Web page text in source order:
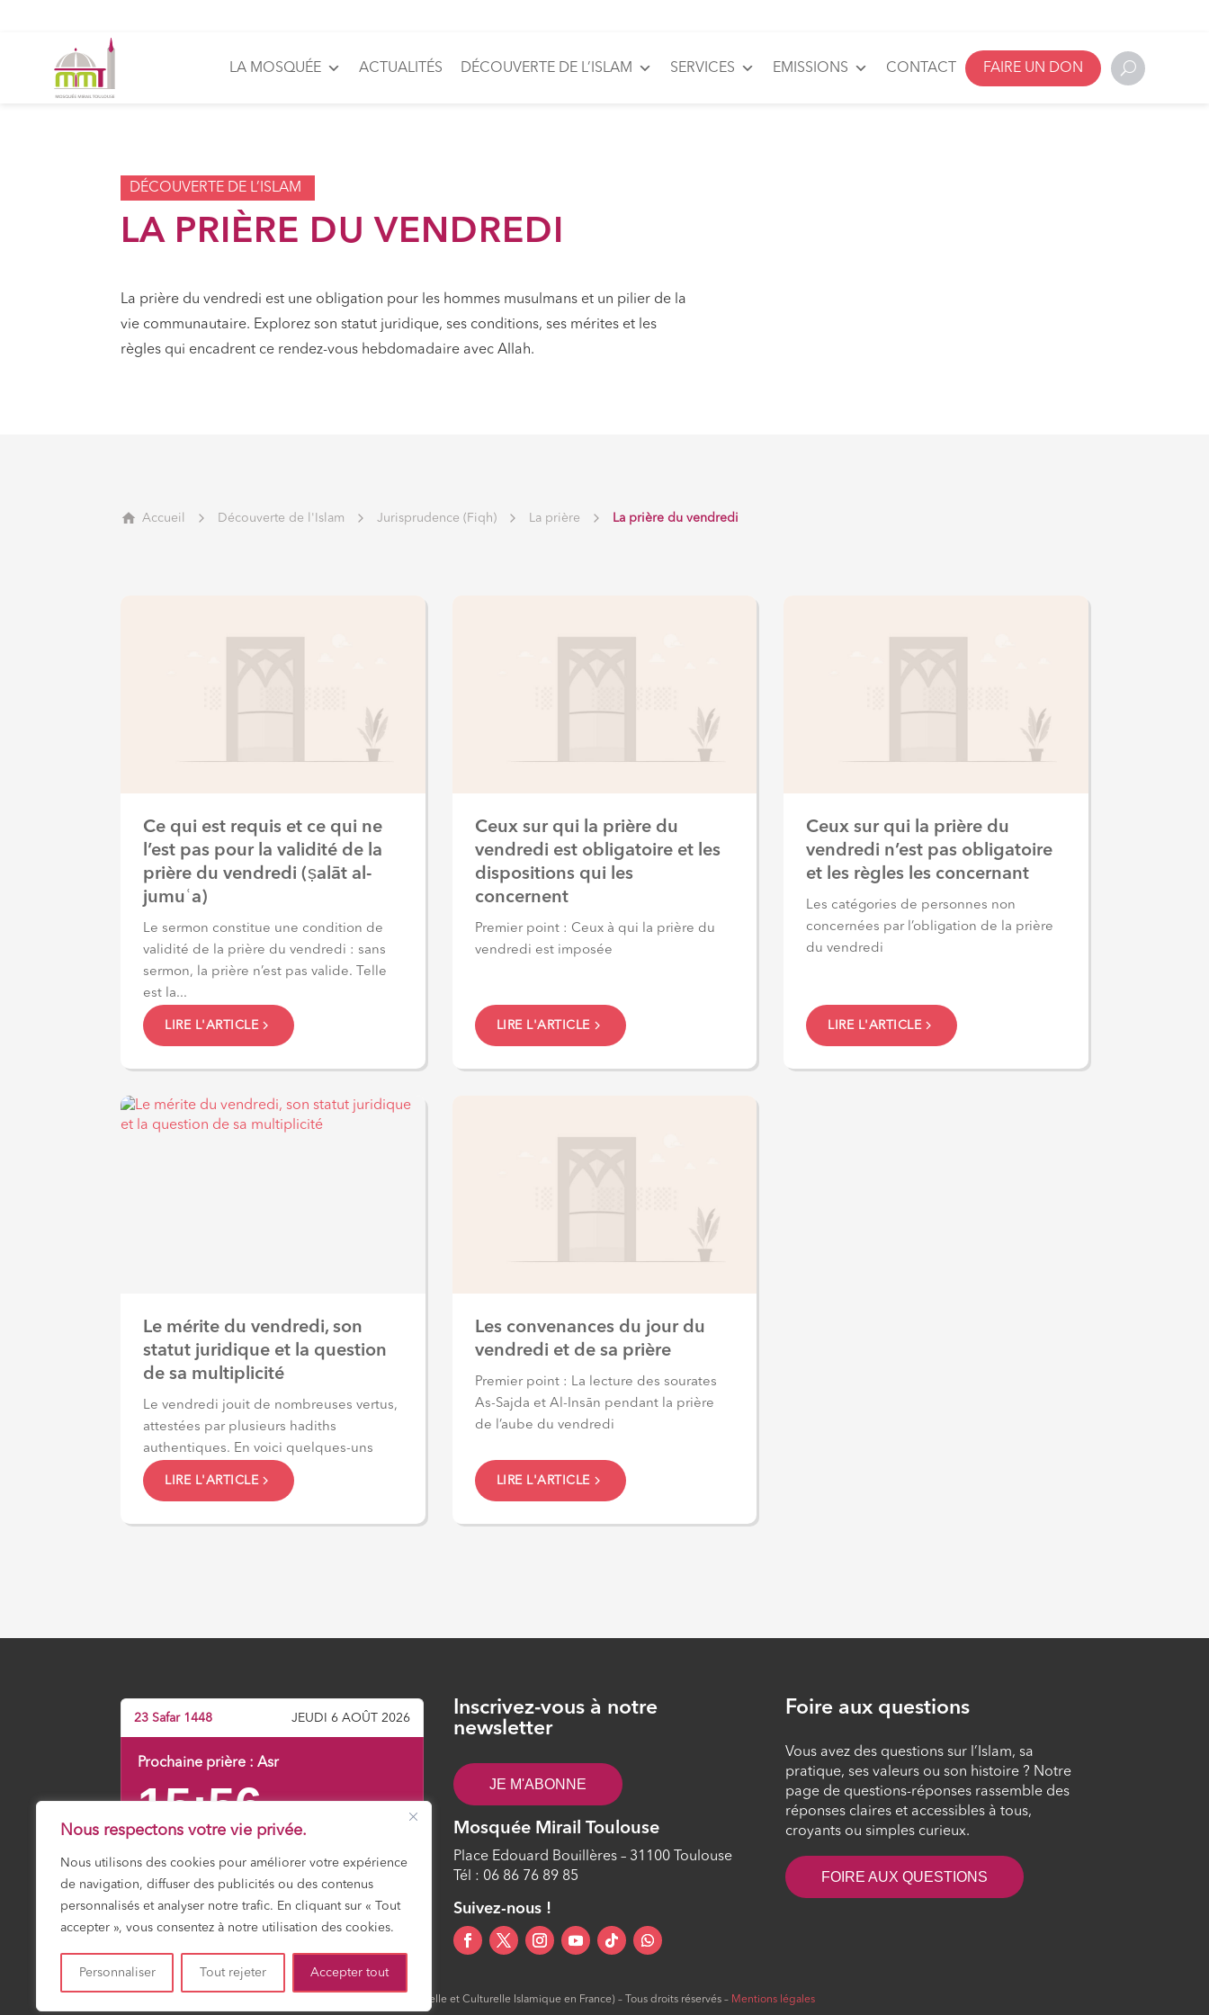
Nous respectons votre vie privée.
Nous utilisons des cookies pour améliorer votre expérience
de navigation, diffuser des publicités ou des contenus
personnalisés et analyser notre trafic. En cliquant sur « Tout
accepter », vous consentez à notre utilisation des cookies.
Personnaliser Tout rejeter Accepter tout
LA MOSQUÉE ACTUALITÉS DÉCOUVERTE DE L’ISLAM SERVICES EMISSIONS CONTACT FAIRE UN DON
DÉCOUVERTE DE L’ISLAM
LA PRIÈRE DU VENDREDI
La prière du vendredi est une obligation pour les hommes musulmans et un pilier de la
vie communautaire. Explorez son statut juridique, ses conditions, ses mérites et les
règles qui encadrent ce rendez-vous hebdomadaire avec Allah.
Accueil Découverte de l'Islam Jurisprudence (Fiqh) La prière La prière du vendredi
Ce qui est requis et ce qui ne
l’est pas pour la validité de la
prière du vendredi (ṣalāt al-
jumuʿa)
Le sermon constitue une condition de
validité de la prière du vendredi : sans
sermon, la prière n’est pas valide. Telle
est la...
LIRE L'ARTICLE
Ceux sur qui la prière du
vendredi est obligatoire et les
dispositions qui les
concernent
Premier point : Ceux à qui la prière du
vendredi est imposée
LIRE L'ARTICLE
Ceux sur qui la prière du
vendredi n’est pas obligatoire
et les règles les concernant
Les catégories de personnes non
concernées par l’obligation de la prière
du vendredi
LIRE L'ARTICLE
Le mérite du vendredi, son
statut juridique et la question
de sa multiplicité
Le vendredi jouit de nombreuses vertus,
attestées par plusieurs hadiths
authentiques. En voici quelques-uns
LIRE L'ARTICLE
Les convenances du jour du
vendredi et de sa prière
Premier point : La lecture des sourates
As-Sajda et Al-Insān pendant la prière
de l’aube du vendredi
LIRE L'ARTICLE
23 Safar 1448 JEUDI 6 AOÛT 2026
Prochaine prière :Asr
15:56
Fajr
03:15
Shuruk
04:49
Dohr
12:01
Asr
15:56
Maghrib
19:16
Icha
HORAIRES DU MOIS
Inscrivez-vous à notre
newsletter
JE M'ABONNE
Mosquée Mirail Toulouse
Place Edouard Bouillères – 31100 Toulouse
Tél : 06 86 76 89 85
Suivez-nous !
Foire aux questions
Vous avez des questions sur l’Islam, sa
pratique, ses valeurs ou son histoire ? Notre
page de questions-réponses rassemble des
réponses claires et accessibles à tous,
croyants ou simples curieux.
FOIRE AUX QUESTIONS
Mosquée Mirail Toulouse – Gérée par ACCIF (Association Cultuelle et Culturelle Islamique en France) – Tous droits réservés – Mentions légales